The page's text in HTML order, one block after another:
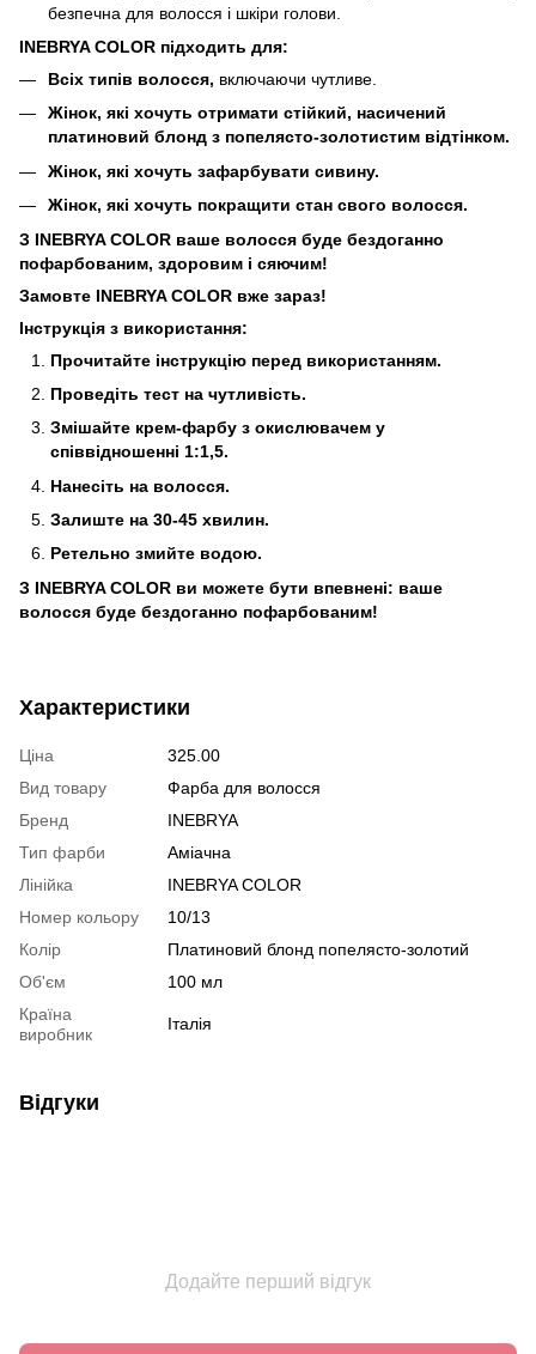
безпечна для волосся і шкіри голови.
INEBRYA COLOR підходить для:
Всіх типів волосся, включаючи чутливе.
Жінок, які хочуть отримати стійкий, насичений
платиновий блонд з попелясто-золотистим відтінком.
Жінок, які хочуть зафарбувати сивину.
Жінок, які хочуть покращити стан свого волосся.
З INEBRYA COLOR ваше волосся буде бездоганно
пофарбованим, здоровим і сяючим!
Замовте INEBRYA COLOR вже зараз!
Інструкція з використання:
Прочитайте інструкцію перед використанням.
Проведіть тест на чутливість.
Змішайте крем-фарбу з окислювачем у
співвідношенні 1:1,5.
Нанесіть на волосся.
Залиште на 30-45 хвилин.
Ретельно змийте водою.
З INEBRYA COLOR ви можете бути впевнені: ваше
волосся буде бездоганно пофарбованим!
Характеристики
Ціна
325.00
Вид товару
Фарба для волосся
Бренд
INEBRYA
Тип фарби
Аміачна
Лінійка
INEBRYA COLOR
Номер кольору
10/13
Колір
Платиновий блонд попелясто-золотий
Об'єм
100 мл
Країна
виробник
Італія
Відгуки
Додайте перший відгук